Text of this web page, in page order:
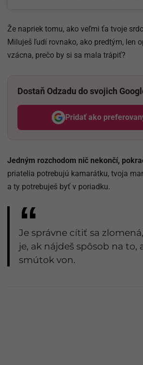
Že napriek tomu, ako veľmi ťa tvoje
Miluješ ľudí rovnako, ako predtým, len
vzácna, prečo by si sa mala trápiť?
Dostaň Odzadu do svojich
Pridať ako Odzadu,
Jedným rozchodom nič nekončí,
priatelia potrebujú kamarátku, tvoja
a ty potrebuješ byť v poriadku.
Je správne cítiť sa
je, ak nájdeš spôsob na to,
smútok von.